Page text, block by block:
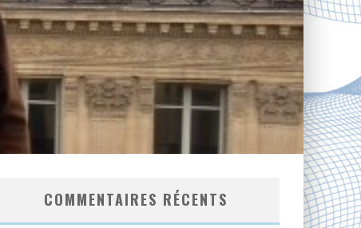
COMMENTAIRES RÉCENTS